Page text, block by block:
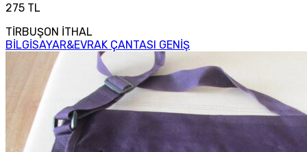
275 TL
TİRBUŞON İTHAL
BİLGİSAYAR&EVRAK ÇANTASI GENİŞ